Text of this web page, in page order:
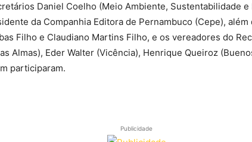
Daniel Coelho (Meio Ambiente, Sustentabilidade
da Companhia Editora de Pernambuco (Cepe),
Filho e Claudiano Martins Filho, e os vereadores do
Almas), Eder Walter (Vicência), Henrique Queiroz
participaram.
Publicidade